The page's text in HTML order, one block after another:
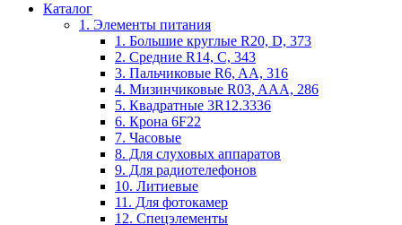
Каталог
1. Элементы питания
1. Большие круглые R20, D, 373
2. Средние R14, C, 343
3. Пальчиковые R6, AA, 316
4. Мизинчиковые R03, AAA, 286
5. Квадратные 3R12.3336
6. Крона 6F22
7. Часовые
8. Для слуховых аппаратов
9. Для радиотелефонов
10. Литиевые
11. Для фотокамер
12. Спецэлементы